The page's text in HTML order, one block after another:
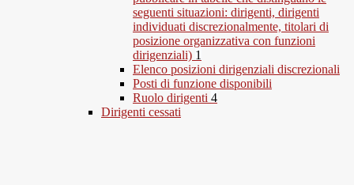
seguenti situazioni: dirigenti, dirigenti
individuati discrezionalmente, titolari di
posizione organizzativa con funzioni
dirigenziali) 1
Elenco posizioni dirigenziali discrezionali
Posti di funzione disponibili
Ruolo dirigenti 4
Dirigenti cessati